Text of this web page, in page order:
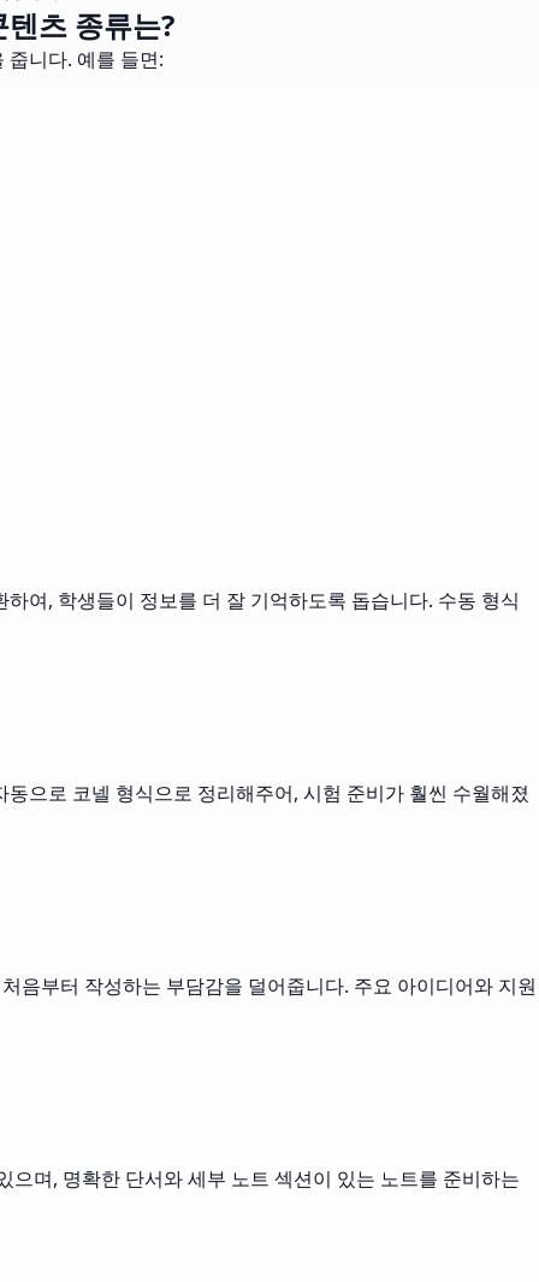
츠 종류는?
줍니다. 예를 들면:
여, 학생들이 정보를 더 잘 기억하도록 돕습니다. 수동 형식
으로 코넬 형식으로 정리해주어, 시험 준비가 훨씬 수월해졌
음부터 작성하는 부담감을 덜어줍니다. 주요 아이디어와 지원
며, 명확한 단서와 세부 노트 섹션이 있는 노트를 준비하는